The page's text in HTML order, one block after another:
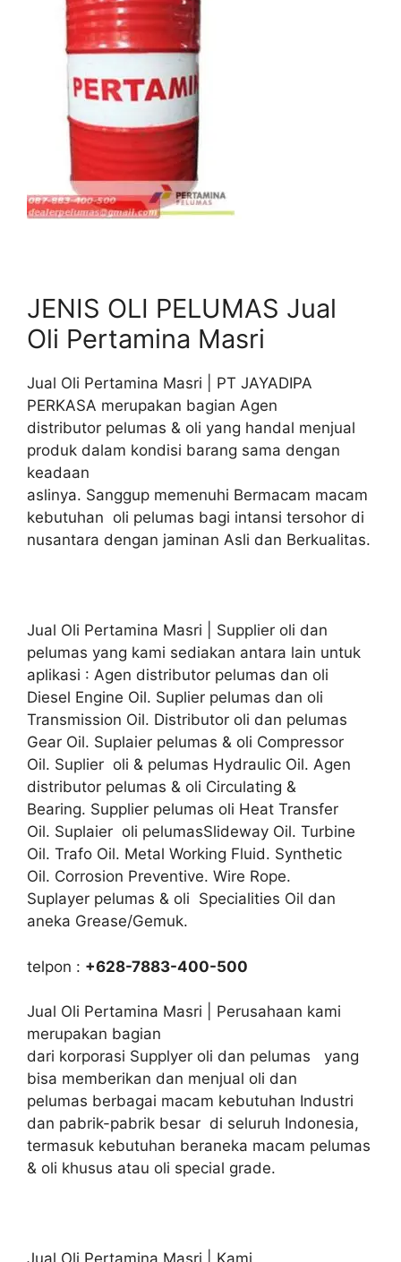
JENIS OLI PELUMAS Jual
Oli Pertamina Masri
Jual Oli Pertamina Masri | PT JAYADIPA
PERKASA merupakan bagian Agen
distributor pelumas & oli yang handal menjual
produk dalam kondisi barang sama dengan
keadaan
aslinya. Sanggup memenuhi Bermacam macam
kebutuhan oli pelumas bagi intansi tersohor di
nusantara dengan jaminan Asli dan Berkualitas.
Jual Oli Pertamina Masri | Supplier oli dan
pelumas yang kami sediakan antara lain untuk
aplikasi : Agen distributor pelumas dan oli
Diesel Engine Oil. Suplier pelumas dan oli
Transmission Oil. Distributor oli dan pelumas
Gear Oil. Suplaier pelumas & oli Compressor
Oil. Suplier oli & pelumas Hydraulic Oil. Agen
distributor pelumas & oli Circulating &
Bearing. Supplier pelumas oli Heat Transfer
Oil. Suplaier oli pelumasSlideway Oil. Turbine
Oil. Trafo Oil. Metal Working Fluid. Synthetic
Oil. Corrosion Preventive. Wire Rope.
Suplayer pelumas & oli Specialities Oil dan
aneka Grease/Gemuk.
telpon : +628-7883-400-500
Jual Oli Pertamina Masri | Perusahaan kami
merupakan bagian
dari korporasi Supplyer oli dan pelumas yang
bisa memberikan dan menjual oli dan
pelumas berbagai macam kebutuhan Industri
dan pabrik-pabrik besar di seluruh Indonesia,
termasuk kebutuhan beraneka macam pelumas
& oli khusus atau oli special grade.